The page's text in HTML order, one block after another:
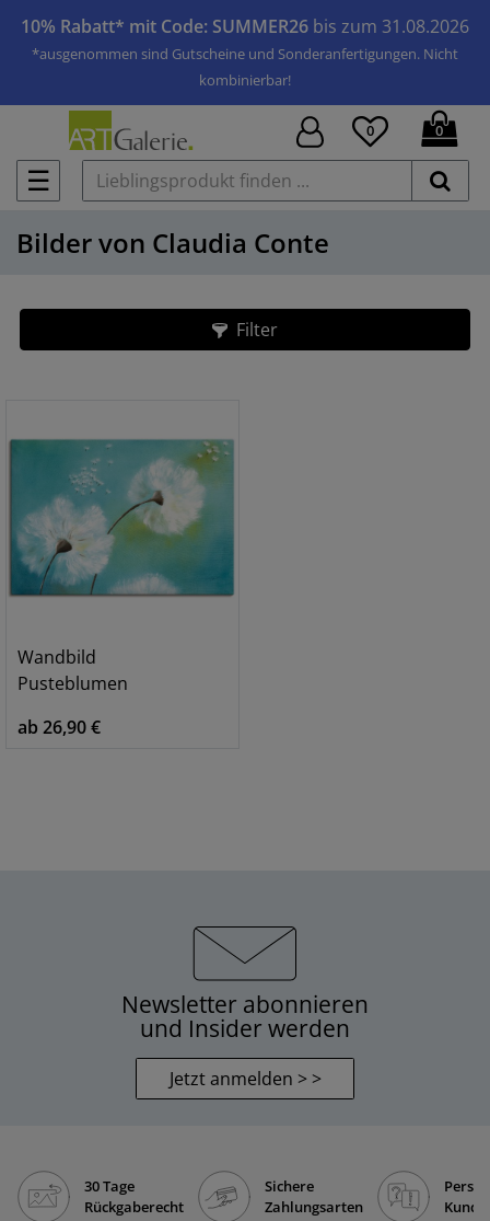
10% Rabatt* mit Code: SUMMER26 bis zum 31.08.2026
*ausgenommen sind Gutscheine und Sonderanfertigungen. Nicht
kombinierbar!
☰
0 0
Bilder von Claudia Conte
Filter
Wandbild
Pusteblumen
ab 26,90 €
Newsletter abonnieren
und Insider werden
Jetzt anmelden > >
30 Tage
Rückgaberecht
Sichere
Zahlungsarten